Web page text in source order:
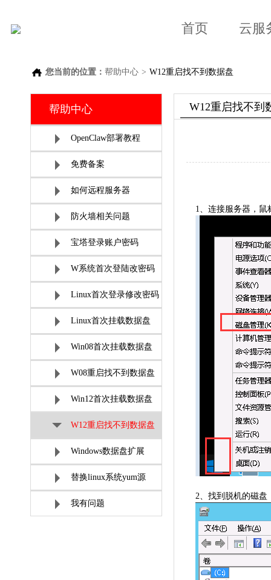
首页 云服
您当前的位置： 帮助中心 > W12重启找不到数据盘
帮助中心
OpenClaw部署教程
免费备案
如何远程服务器
防火墙相关问题
宝塔登录账户密码
W系统首次登陆改密码
Linux首次登录修改密码
Linux首次挂载数据盘
Win08首次挂载数据盘
W08重启找不到数据盘
Win12首次挂载数据盘
W12重启找不到数据盘
Windows数据盘扩展
替换linux系统yum源
我有问题
W12重启找不到
1、连接服务器，鼠
2、找到脱机的磁盘